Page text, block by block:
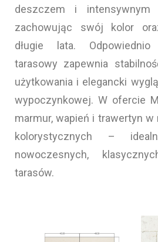
deszczem i intensywnym
zachowując swój kolor
długie lata.
tarasowy zapewnia
użytkowania i elegancki
wypoczynkowej. W ofercie
marmur, wapień i trawertyn w
kolorystycznych –
nowoczesnych,
tarasów.